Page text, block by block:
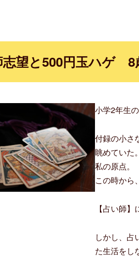
志望と500円玉ハゲ
小学2年生
付録の小さ
眺めていた。
私の原点。
この時から
【占い師】
しかし、占
た生活をし